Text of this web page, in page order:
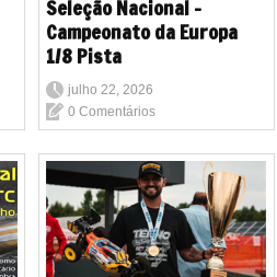
Seleção Nacional -
Campeonato da Europa
1/8 Pista
julho 22, 2026
0 Comentários